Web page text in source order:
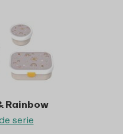
Rainbow
serie